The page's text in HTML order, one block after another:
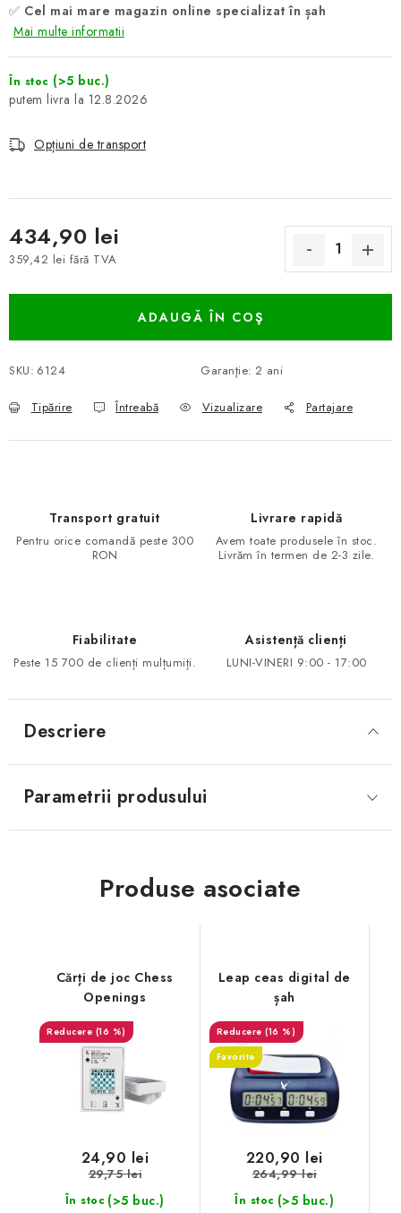
✅ Cel mai mare magazin online specializat în șah
Mai multe informatii
În stoc (>5 buc.)
12.8.2026
Opțiuni de transport
434,90 lei
359,42 lei fără TVA
ADAUGĂ ÎN COŞ
SKU: 6124 Garanţie: 2 ani
Tipărire Întreabă Vizualizare Partajare
Transport gratuit
Pentru orice comandă peste 300
RON
Livrare rapidă
Avem toate produsele în stoc.
Livrăm în termen de 2-3 zile.
Fiabilitate
Peste 15 700 de clienți mulțumiți.
Asistență clienți
LUNI-VINERI 9:00 - 17:00
Descriere
Parametrii produsului
Produse asociate
Cărți de joc Chess
Openings
(16 %)
În stoc (>5 buc.)
24,90 lei
29,75 lei
Leap ceas digital de
șah
(16 %)
Favorite
În stoc (>5 buc.)
220,90 lei
264,99 lei